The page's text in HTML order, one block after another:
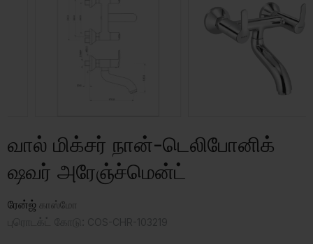
வால் மிக்சர் நான்-டெலிபோனிக்
ஷவர் அரேஞ்ச்மென்ட்
ரேன்ஜ் காஸ்மோ